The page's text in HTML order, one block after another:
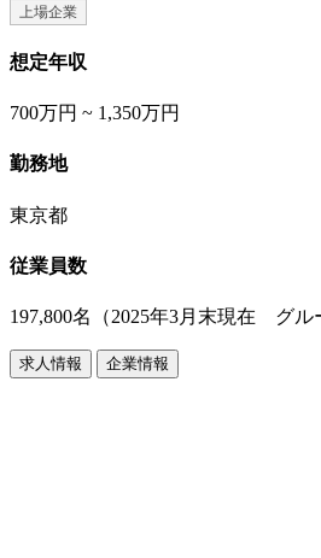
上場企業
想定年収
700万円 ~ 1,350万円
勤務地
東京都
従業員数
197,800名（2025年3月末現在 グル
求人情報 企業情報